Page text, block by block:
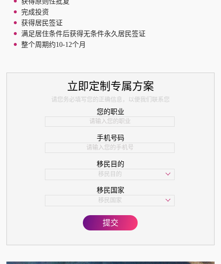
完成投资
获得居民签证
满足居住条件后获得无条件永久居民签证
整个周期约10-12个月
立即定制专属方案
请您务必填写您的正确信息，以便我们联系您
您的职业
手机号码
移民目的
移民目的
子女教育
移民国家
移民国家
欧洲
亚洲
提交